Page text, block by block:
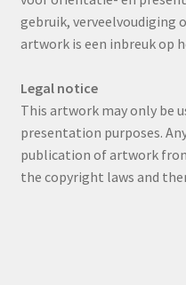
gebruik, verveelvoudiging
artwork is een inbreuk op
Legal notice
This artwork may only be
presentation purposes.
publication of artwork
the copyright laws and